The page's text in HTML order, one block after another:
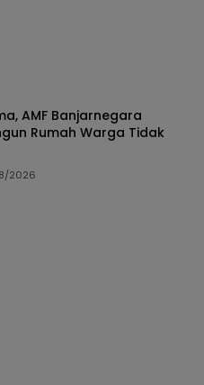
AMF Banjarnegara
Rumah Warga Tidak
2026